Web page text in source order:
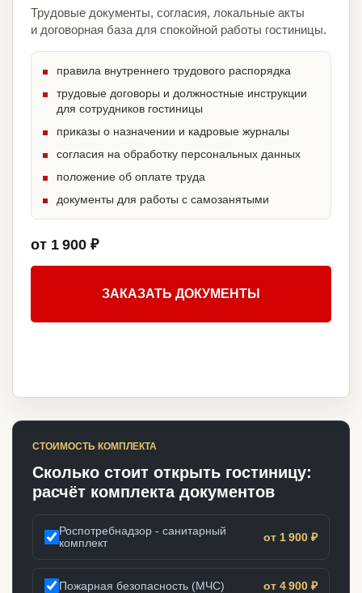
Трудовые документы, согласия, локальные акты
и договорная база для спокойной работы гостиницы.
правила внутреннего трудового распорядка
трудовые договоры и должностные инструкции
для сотрудников гостиницы
приказы о назначении и кадровые журналы
согласия на обработку персональных данных
положение об оплате труда
документы для работы с самозанятыми
от 1 900 ₽
ЗАКАЗАТЬ ДОКУМЕНТЫ
СТОИМОСТЬ КОМПЛЕКТА
Сколько стоит открыть гостиницу:
расчёт комплекта документов
Роспотребнадзор - санитарный
комплект
от 1 900 ₽
Пожарная безопасность (МЧС) от 4 900 ₽